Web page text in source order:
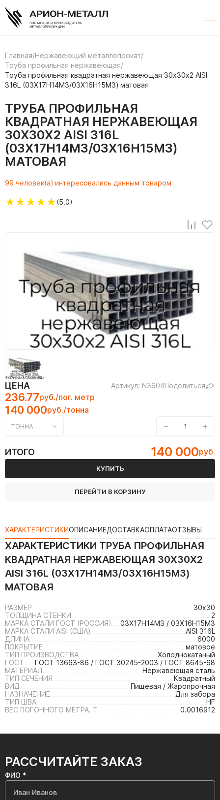
Главная/Нержавеющий металлопрокат/
Труба профильная нержавеющая/
Труба профильная квадратная нержавеющая 30х30х2 AISI
316L (03Х17Н14М3/03Х16Н15М3) матовая
ТРУБА ПРОФИЛЬНАЯ
КВАДРАТНАЯ НЕРЖАВЕЮЩАЯ
30Х30Х2 AISI 316L
(03Х17Н14М3/03Х16Н15М3)
МАТОВАЯ
99 человек(а) интересовались данным товаром
★★★★★(5.0)
ЦЕНА Артикул: N3604Поделиться
236.77руб./пог. метр
140 000руб./тонна
ТОННА − +
ИТОГО 140 000руб.
КУПИТЬ
ПЕРЕЙТИ В КОРЗИНУ
ХАРАКТЕРИСТИКИОПИСАНИЕДОСТАВКАОПЛАТАОТЗЫВЫ
ХАРАКТЕРИСТИКИ ТРУБА ПРОФИЛЬНАЯ
КВАДРАТНАЯ НЕРЖАВЕЮЩАЯ 30Х30Х2
AISI 316L (03Х17Н14М3/03Х16Н15М3)
МАТОВАЯ
РАЗМЕР
30х30
ТОЛЩИНА СТЕНКИ
2
МАРКА СТАЛИ ГОСТ (РОССИЯ)
03Х17Н14М3 / 03Х16Н15М3
МАРКА СТАЛИ AISI (США)
AISI 316L
ДЛИНА
6000
ПОКРЫТИЕ
матовое
ТИП ПРОИЗВОДСТВА
Холоднокатаный
ГОСТ
ГОСТ 13663-86 / ГОСТ 30245-2003 / ГОСТ 8645-68
МАТЕРИАЛ
Нержавеющая сталь
ТИП СЕЧЕНИЯ
Квадратный
ВИД
Пищевая / Жаропрочная
НАЗНАЧЕНИЕ
Для забора
ТИП ШВА
HF
ВЕС ПОГОННОГО МЕТРА. Т
0.0016912
РАССЧИТАЙТЕ ЗАКАЗ
ФИО *